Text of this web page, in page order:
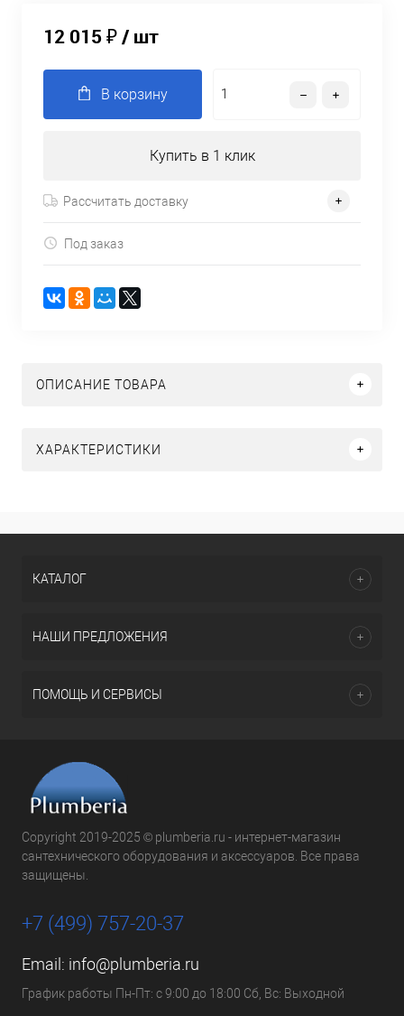
12 015 ₽/ шт
В корзину
Купить в 1 клик
Рассчитать доставку
Под заказ
ОПИСАНИЕ ТОВАРА
ХАРАКТЕРИСТИКИ
КАТАЛОГ
НАШИ ПРЕДЛОЖЕНИЯ
ПОМОЩЬ И СЕРВИСЫ
Copyright 2019-2025 © plumberia.ru - интернет-магазин
сантехнического оборудования и аксессуаров. Все права
защищены.
+7 (499) 757-20-37
Email: info@plumberia.ru
График работы Пн-Пт: с 9:00 до 18:00 Сб, Вс: Выходной